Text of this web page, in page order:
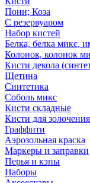
Пони; Коза
С резервуаром
Набор кистей
Белка, белка микс,
Колонок, колонок
Кисти декола
Щетина
Синтетика
Соболь микс
Кисти складные
Кисти для золочения
Граффити
Аэрозольная краска
Маркеры и заправки
Перья и кэпы
Наборы